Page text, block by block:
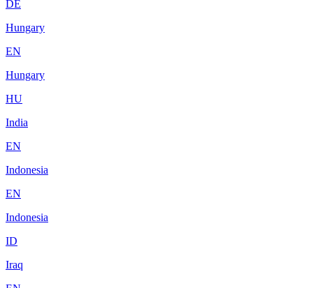
DE
Hungary
EN
Hungary
HU
India
EN
Indonesia
EN
Indonesia
ID
Iraq